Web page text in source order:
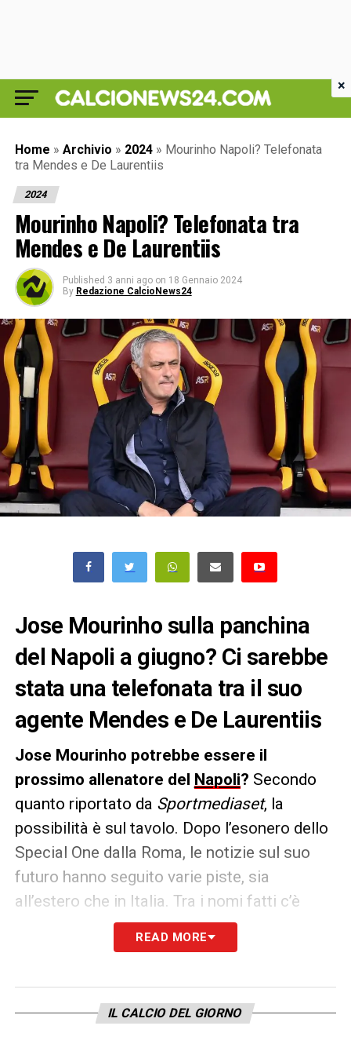
Home » Archivio » 2024 » Mourinho Napoli? Telefonata
tra Mendes e De Laurentiis
2024
Mourinho Napoli? Telefonata tra
Mendes e De Laurentiis
Published 3 anni ago on 18 Gennaio 2024
By Redazione CalcioNews24
Jose Mourinho sulla panchina
del Napoli a giugno? Ci sarebbe
stata una telefonata tra il suo
agente Mendes e De Laurentiis
Jose Mourinho potrebbe essere il
prossimo allenatore del Napoli? Secondo
quanto riportato da Sportmediaset, la
possibilità è sul tavolo. Dopo l’esonero dello
Special One dalla Roma, le notizie sul suo
futuro hanno seguito varie piste, sia
all’estero che in Italia. Tra i nomi fatti c’è
anche quello dei partenopei, che a giugno
dovranno cercare un nuovo tecnico, visto
READ MORE
IL CALCIO DEL GIORNO
×